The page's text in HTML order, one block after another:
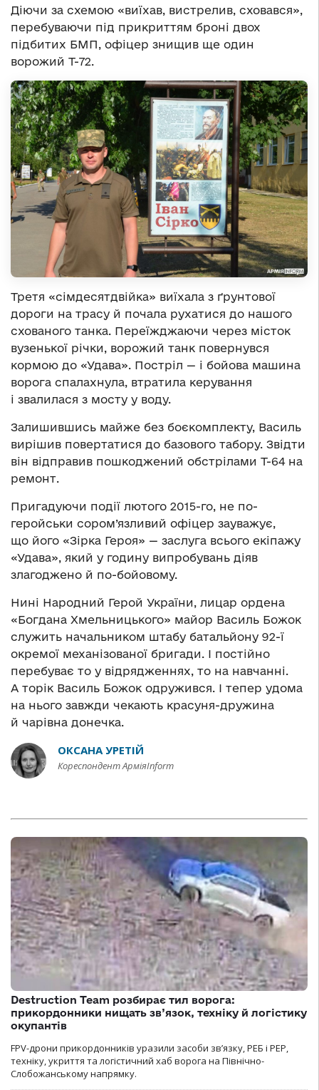
Діючи за схемою «виїхав, вистрелив, сховався»,
перебуваючи під прикриттям броні двох
підбитих БМП, офіцер знищив ще один
ворожий Т-72.
Третя «сімдесятдвійка» виїхала з ґрунтової
дороги на трасу й почала рухатися до нашого
схованого танка. Переїжджаючи через місток
вузенької річки, ворожий танк повернувся
кормою до «Удава». Постріл — і бойова машина
ворога спалахнула, втратила керування
і звалилася з мосту у воду.
Залишившись майже без боєкомплекту, Василь
вирішив повертатися до базового табору. Звідти
він відправив пошкоджений обстрілами Т-64 на
ремонт.
Пригадуючи події лютого 2015-го, не по-
геройськи сором’язливий офіцер зауважує,
що його «Зірка Героя» — заслуга всього екіпажу
«Удава», який у годину випробувань діяв
злагоджено й по-бойовому.
Нині Народний Герой України, лицар ордена
«Богдана Хмельницького» майор Василь Божок
служить начальником штабу батальйону 92-ї
окремої механізованої бригади. І постійно
перебуває то у відрядженнях, то на навчанні.
А торік Василь Божок одружився. І тепер удома
на нього завжди чекають красуня-дружина
й чарівна донечка.
ОКСАНА УРЕТІЙ
Кореспондент АрміяInform
Destruction Team розбирає тил ворога:
прикордонники нищать зв’язок, техніку й логістику
окупантів
FPV-дрони прикордонників уразили засоби зв’язку, РЕБ і РЕР,
техніку, укриття та логістичний хаб ворога на Північно-
Слобожанському напрямку.